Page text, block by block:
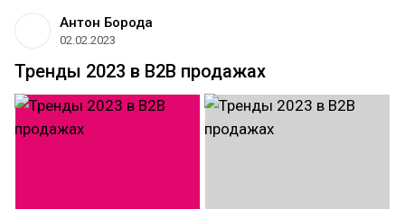
Антон Борода
02.02.2023
Тренды 2023 в B2B продажах